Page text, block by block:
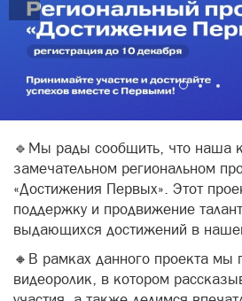
🔹Мы рады сообщить, что наша
замечательном региональном
«Достижения Первых». Этот
поддержку и продвижение
выдающихся достижений в
🔸В рамках данного проекта мы
видеоролик, в котором